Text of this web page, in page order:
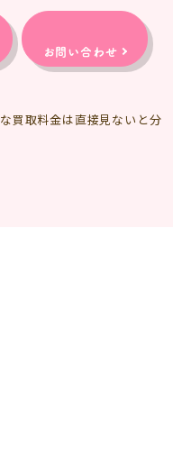
お問い合わせ
買取料金は直接見ないと分